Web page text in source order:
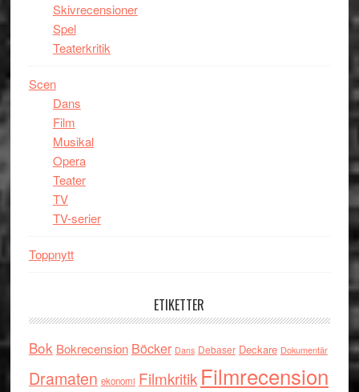
Skivrecensioner
Spel
Teaterkritik
Scen
Dans
Film
Musikal
Opera
Teater
TV
TV-serier
Toppnytt
ETIKETTER
Bok Bokrecension Böcker Dans Debaser Deckare Dokumentär
Dramaten ekonomi Filmkritik Filmrecension